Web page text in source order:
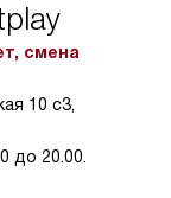
смена
10 с3,
до 20.00.